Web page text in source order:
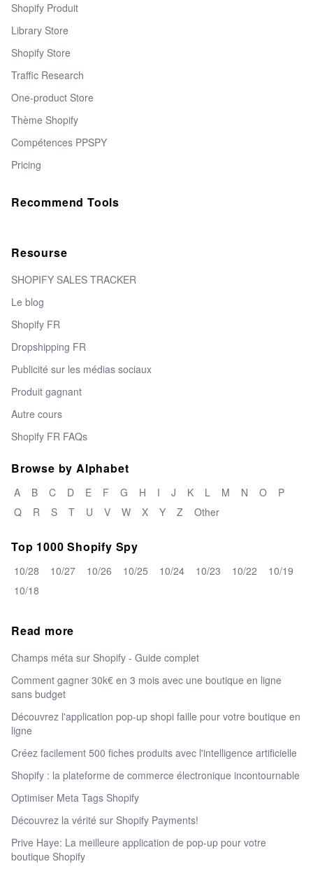
Shopify Produit
Library Store
Shopify Store
Traffic Research
One-product Store
Thème Shopify
Compétences PPSPY
Pricing
Recommend Tools
Resourse
SHOPIFY SALES TRACKER
Le blog
Shopify FR
Dropshipping FR
Publicité sur les médias sociaux
Produit gagnant
Autre cours
Shopify FR FAQs
Browse by Alphabet
A B C D E F G H I J K L M N O
P
Q
R S T U V W X Y Z Other
Top 1000 Shopify Spy
10/28 10/27 10/26 10/25 10/24 10/23 10/22
10/19
10/18
Read more
Champs méta sur Shopify - Guide complet
Comment gagner 30k€ en 3 mois avec une boutique en ligne
sans budget
Découvrez l'application pop-up shopi faille pour votre boutique en
ligne
Créez facilement 500 fiches produits avec l'intelligence artificielle
Shopify : la plateforme de commerce électronique incontournable
Optimiser Meta Tags Shopify
Découvrez la vérité sur Shopify Payments!
Prive Haye: La meilleure application de pop-up pour votre
boutique Shopify